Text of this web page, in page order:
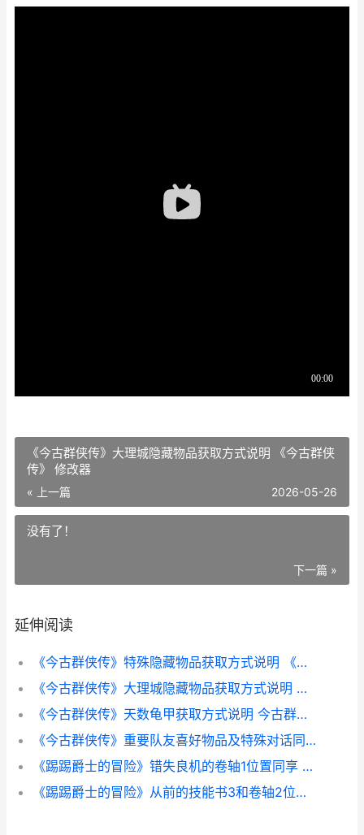
《今古群侠传》大理城隐藏物品获取方式说明 《今古群侠
传》 修改器
« 上一篇 2026-05-26
没有了！
下一篇 »
延伸阅读
《今古群侠传》特殊隐藏物品获取方式说明 《今古群侠传》新角色加点推荐
《今古群侠传》大理城隐藏物品获取方式说明 《今古群侠传》 修改器
《今古群侠传》天数龟甲获取方式说明 今古群侠传千年猪参草
《今古群侠传》重要队友喜好物品及特殊对话同享 今古群侠传 steam
《踢踢爵士的冒险》错失良机的卷轴1位置同享 踢踢踏舞蹈
《踢踢爵士的冒险》从前的技能书3和卷轴2位置同享 爵士舞踢腿动作教程